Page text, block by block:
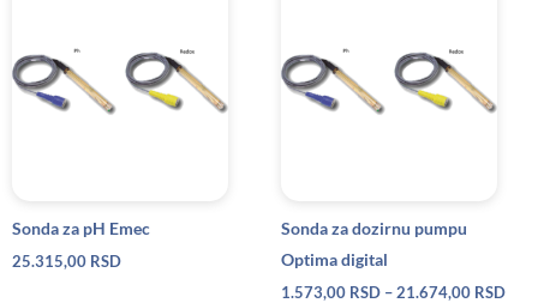
Sonda za pH Emec
25.315,00 RSD
Sonda za dozirnu pumpu
Optima digital
1.573,00 RSD – 21.674,00 RSD